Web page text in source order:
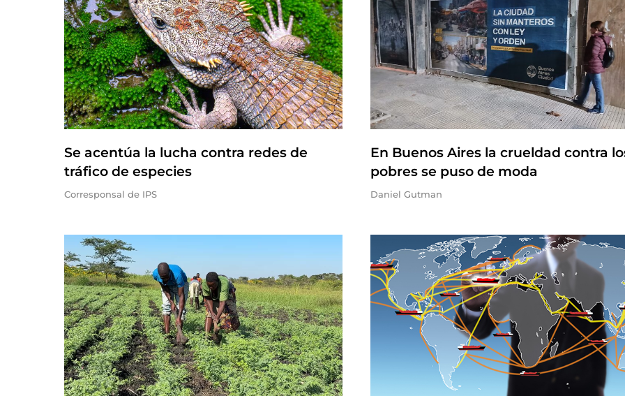
Se acentúa la lucha contra redes de
tráfico de especies
Corresponsal de IPS
En Buenos Aires la crueldad contra
pobres se puso de moda
Daniel Gutman